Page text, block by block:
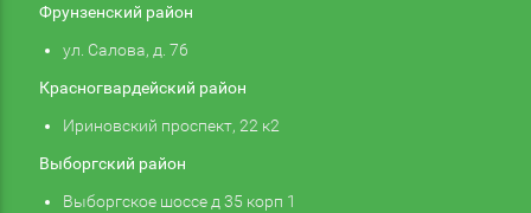
Фрунзенский район
ул. Салова, д. 76
Красногвардейский район
Ириновский проспект, 22 к2
Выборгский район
Выборгское шоссе д 35 корп 1